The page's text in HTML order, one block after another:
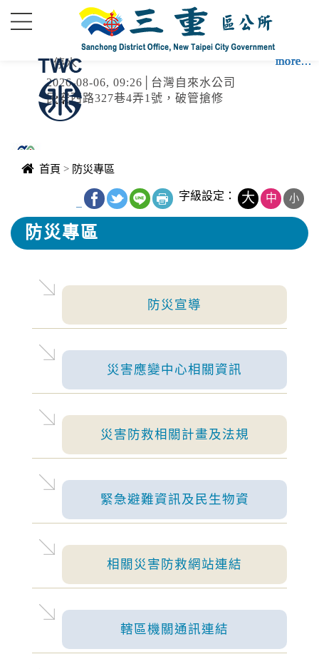
停水
2026-08-06, 09:26│台灣自來水公司
民安西路327巷4弄1號，破管搶修
more...
民安西路327巷4弄1號，破碗搶修
more...
中正路871巷9弄9號前，破管搶修
more...
高溫
2026-08-06, 07:26│中央氣象署
各地天氣高溫炎熱，宜蘭縣及花蓮縣有焚風發生
雲林縣、臺南市、屏東縣、花蓮縣為橙色燈號，
有連續出現36度高溫的機率，請加強注意。嘉義
縣、宜蘭縣為黃色燈號，請注意。
more...
高溫
各地天氣高溫炎熱，宜蘭縣及花蓮縣有焚風發生
的機率，明(6)日白天新北市、彰化縣、南投縣、
雲林縣、臺南市、屏東縣、花蓮縣為橙色燈號，
縣、宜蘭縣為黃色燈號，請注意。
more...
停水
2026-08-03, 10:01│台灣自來水公司
辦理龍潭給水廠高壓電氣設備檢驗 等三合一工程
more...
more...
more...
首頁 > 防災專區
字級設定： 大 中 小
防災專區
防災宣導
災害應變中心相關資訊
災害防救相關計畫及法規
緊急避難資訊及民生物資
相關災害防救網站連結
轄區機關通訊連結